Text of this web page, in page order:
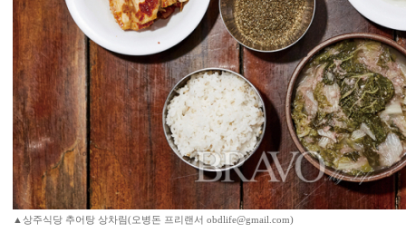
▲상주식당 추어탕 상차림(오병돈 프리랜서 obdlife@gmail.com)